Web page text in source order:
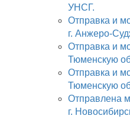
УНСГ.
Отправка и
г. Анжеро-
Отправка и
Тюменскую
Отправка и
Тюменскую
Отправлена
г.